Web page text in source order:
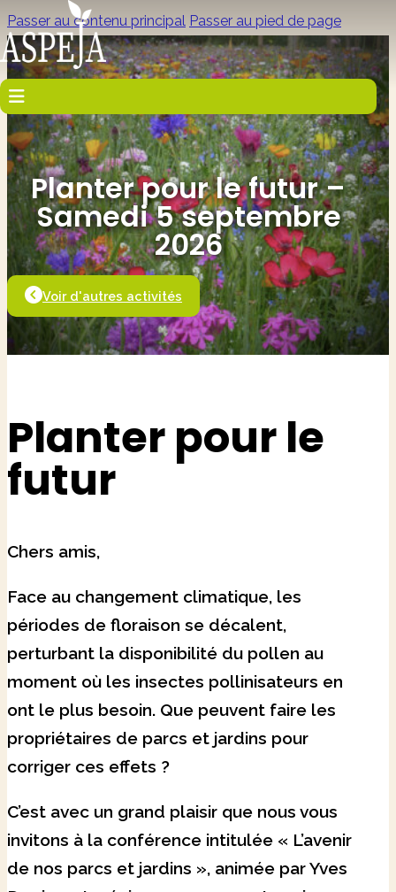
Passer au contenu principal Passer au pied de page
Planter pour le futur –
Samedi 5 septembre
2026
Voir d'autres activités
Planter pour le
futur
Chers amis,
Face au changement climatique, les
périodes de floraison se décalent,
perturbant la disponibilité du pollen au
moment où les insectes pollinisateurs en
ont le plus besoin. Que peuvent faire les
propriétaires de parcs et jardins pour
corriger ces effets ?
C’est avec un grand plaisir que nous vous
invitons à la conférence intitulée « L’avenir
de nos parcs et jardins », animée par Yves